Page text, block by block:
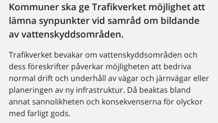
Kommuner ska ge Trafikverket möjlighet att
lämna synpunkter vid samråd om bildande
av vattenskyddsområden.
Trafikverket bevakar om vattenskyddsområden och
dess föreskrifter påverkar möjligheten att bedriva
normal drift och underhåll av vägar och järnvägar eller
planeringen av ny infrastruktur. Då beaktas bland
annat sannolikheten och konsekvenserna för olyckor
med farligt gods.